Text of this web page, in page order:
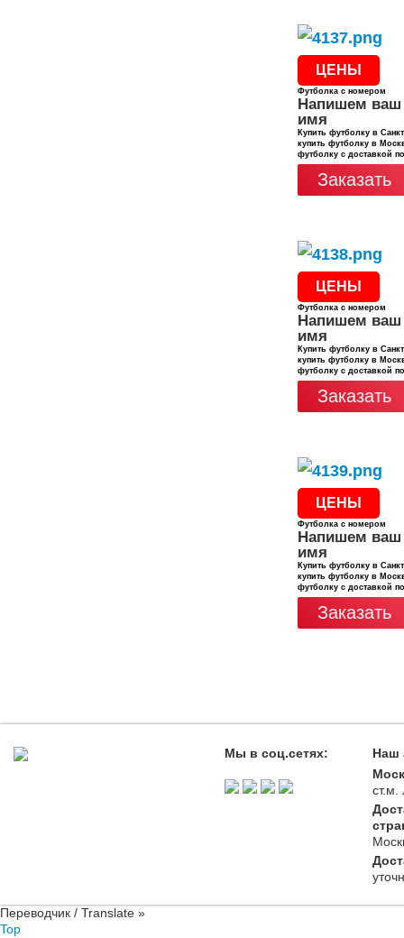
ЦЕНЫ
Футболка с номером
Напишем ваш
имя
Купить футболку в
купить футболку в
футболку с доставкой
Заказать
ЦЕНЫ
Футболка с номером
Напишем ваш
имя
Купить футболку в
купить футболку в
футболку с доставкой
Заказать
ЦЕНЫ
Футболка с номером
Напишем ваш
имя
Купить футболку в
купить футболку в
футболку с доставкой
Заказать
Мы в соц.сетях:
Наш
ст.м.
Переводчик / Translate »
Top